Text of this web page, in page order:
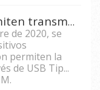
¿Qué dispositivos permiten transmitir video con USB tipo C en el M1, M1+, M+_G2, M1+_V, M2 y X10-4K?
de 2020, se
permiten la
de USB Tip...